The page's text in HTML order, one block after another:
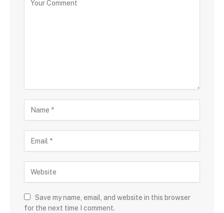
Save my name, email, and website in this browser
for the next time I comment.